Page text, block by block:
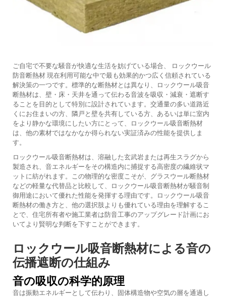
ご自宅で不要な騒音が快適な生活を妨げている場合、
ロックウール
防音断熱材現在利用可能な中で最も効果的かつ広く信頼されている
解決策の一つです。標準的な断熱材とは異なり、ロックウール吸音
断熱材は、壁・床・天井を通って伝わる音波を吸収・減衰・遮断す
ることを目的として特別に設計されています。交通量の多い道路近
くにお住まいの方、隣戸と壁を共有している方、あるいは単に室内
をより静かな環境にしたい方にとって、ロックウール吸音断熱材
は、他の素材ではなかなか得られない実証済みの性能を提供しま
す。
ロックウール吸音断熱材は、溶融した玄武岩または再生スラグから
製造され、音エネルギーをその構造内に捕捉する高密度の繊維状マ
ットに紡がれます。この物理的な密度こそが、グラスウール断熱材
などの軽量な代替品と比較して、ロックウール吸音断熱材が騒音制
御用途において優れた性能を発揮する理由です。ロックウール吸音
断熱材の働き方と、他の選択肢よりも優れている理由を理解するこ
とで、住宅所有者や施工業者は防音工事のアップグレード計画にお
いてより賢明な判断を下すことができます。
ロックウール吸音断熱材による音の
伝播遮断の仕組み
音の吸収の科学的原理
音は振動エネルギーとして伝わり、固体構造物や空気の層を通過し